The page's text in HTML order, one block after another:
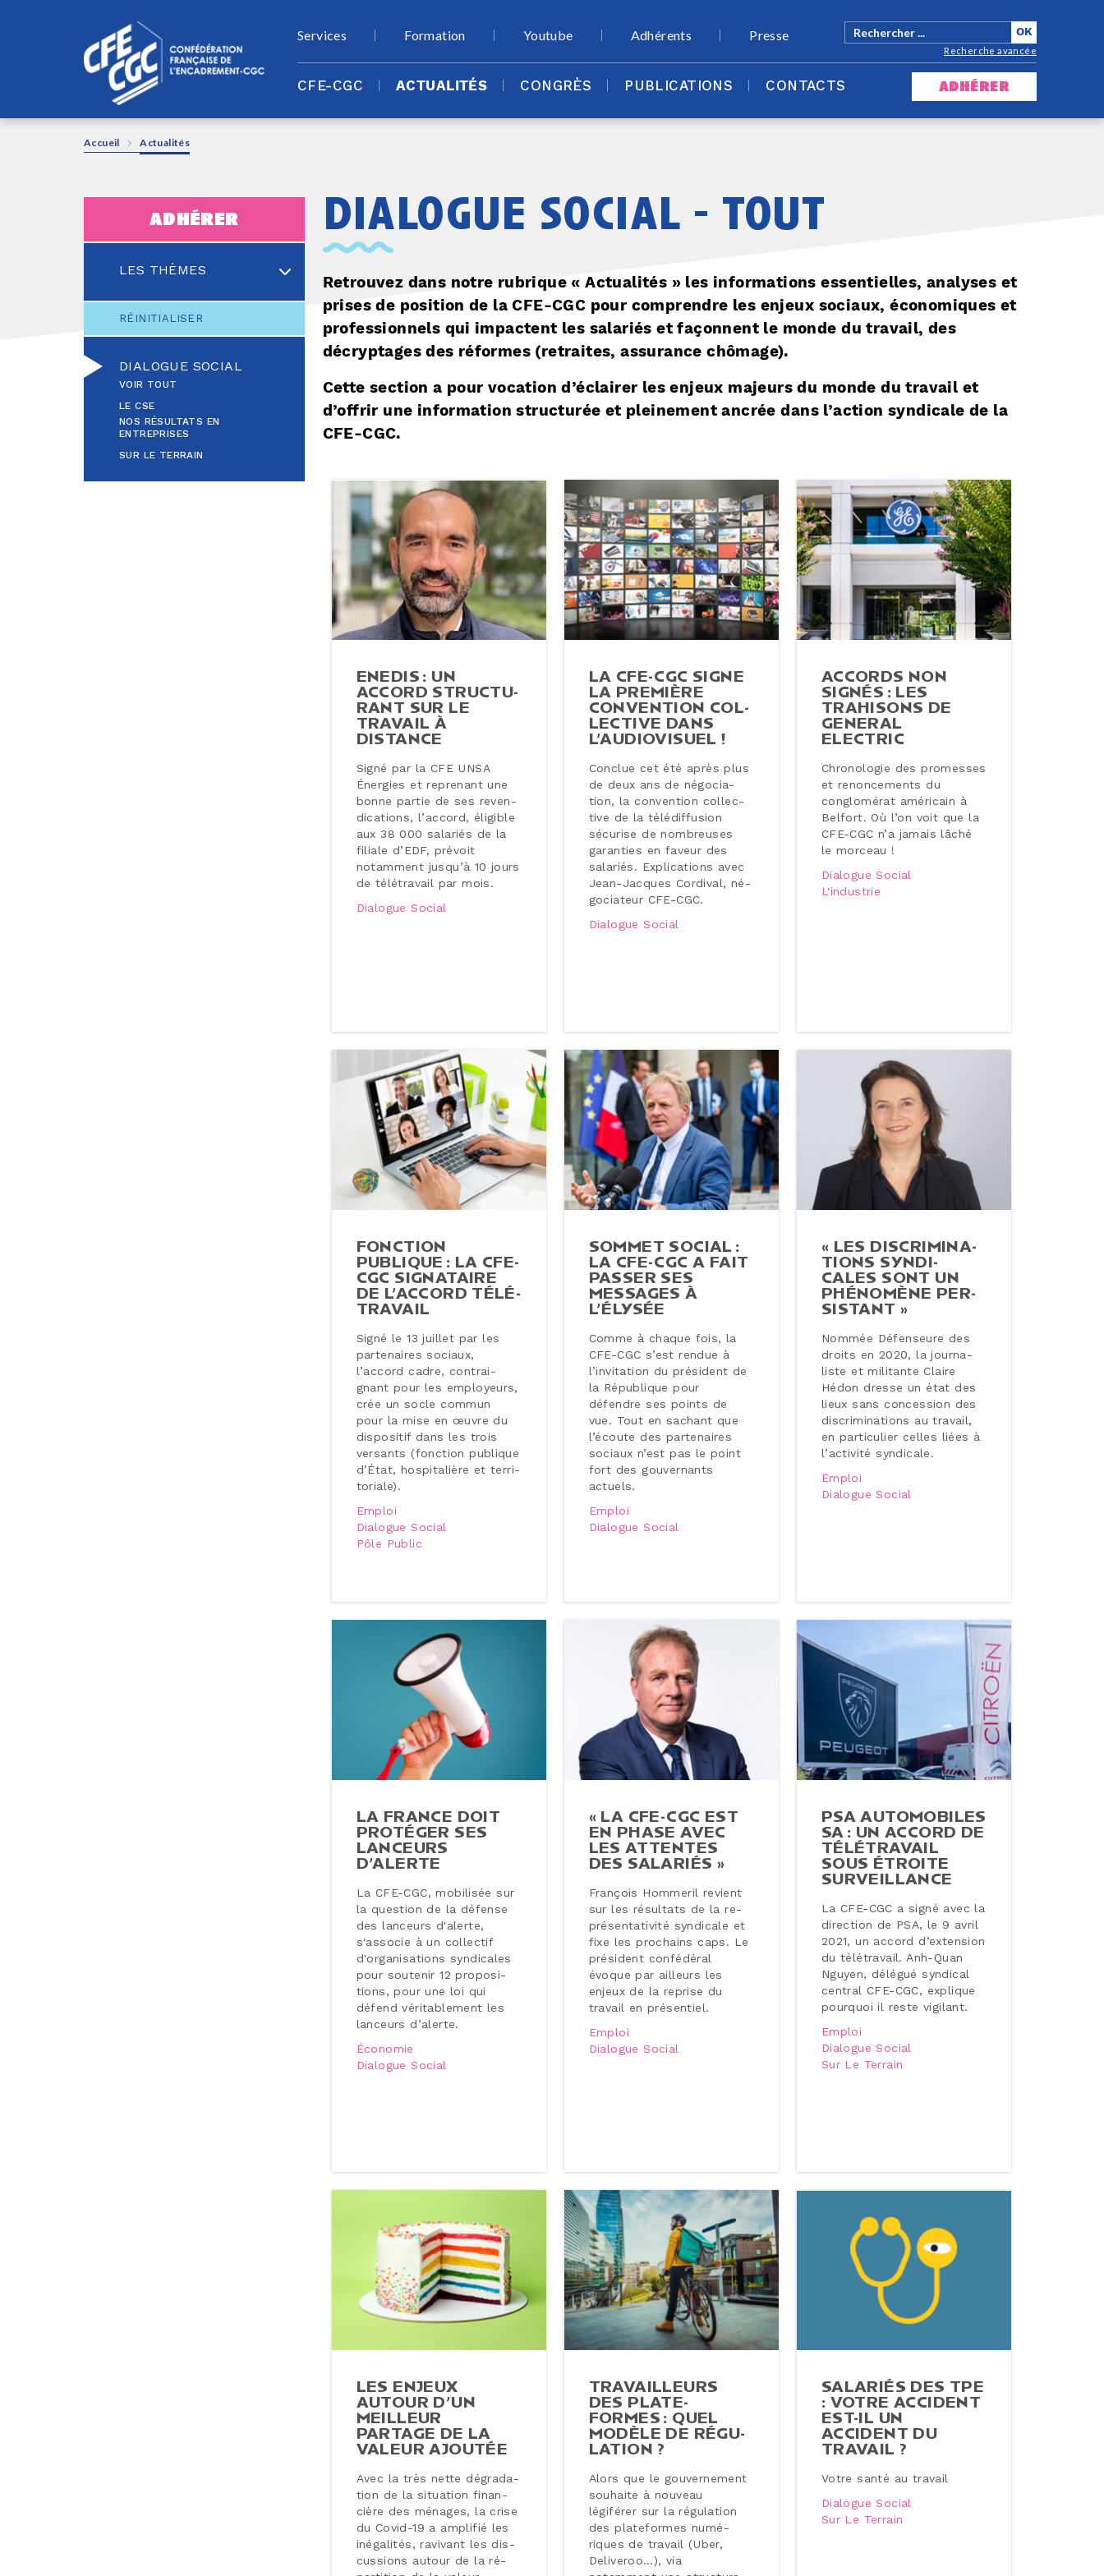
Recherche avancée
CFE-CGC ACTUALITÉS CONGRÈS PUBLICATIONS CONTACTS adhérer
Services Formation Youtube Adhérents Presse
Accueil Actualités
adhérer
LES THÈMES
RÉINITIALISER
DIALOGUE SOCIAL
VOIR TOUT
LE CSE
NOS RÉSULTATS EN
ENTREPRISES
SUR LE TERRAIN
dialogue social - tout
Retrouvez dans notre rubrique « Actualités » les informations essentielles, analyses et
prises de position de la CFE-CGC pour comprendre les enjeux sociaux, économiques et
professionnels qui impactent les salariés et façonnent le monde du travail, des
décryptages des réformes (retraites, assurance chômage).
Cette section a pour vocation d’éclairer les enjeux majeurs du monde du travail et
d’offrir une information structurée et pleinement ancrée dans l’action syndicale de la
CFE-CGC.
ENEDIS : UN
ACCORD STRUC­TU­
RANT SUR LE
TRAVAIL À
DISTANCE
Signé par la CFE UNSA
Énergies et reprenant une
bonne partie de ses re­ven­
di­ca­tions, l’accord, éligible
aux 38 000 salariés de la
filiale d’EDF, prévoit
notamment jusqu’à 10 jours
de té­lé­tra­vail par mois.
Dialogue Social
LA CFE-CGC SIGNE
LA PREMIÈRE
CONVEN­TION COL­
LEC­TIVE DANS
L’AU­DIO­VI­SUEL !
Conclue cet été après plus
de deux ans de né­go­cia­
tion, la conven­tion col­lec­
tive de la té­lé­dif­fu­sion
sécurise de nom­breuses
garanties en faveur des
salariés. Ex­pli­ca­tions avec
Jean-​Jacques Cordival, né­
go­cia­teur CFE-CGC.
Dialogue Social
ACCORDS NON
SIGNÉS : LES
TRAHISONS DE
GENERAL
ELECTRIC
Chro­no­lo­gie des promesses
et re­non­ce­ments du
conglo­mé­rat américain à
Belfort. Où l’on voit que la
CFE-CGC n’a jamais lâché
le morceau !
Dialogue Social
L'industrie
FONCTION
PUBLIQUE : LA CFE-
CGC SI­GNA­TAIRE
DE L’ACCORD TÉ­LÉ­
TRA­VAIL
Signé le 13 juillet par les
par­te­naires sociaux,
l’accord cadre, contrai­
gnant pour les em­ployeurs,
crée un socle commun
pour la mise en œuvre du
dis­po­si­tif dans les trois
versants (fonction publique
d’État, hos­pi­ta­lière et ter­ri­
to­riale).
Emploi
Dialogue Social
Pôle Public
SOMMET SOCIAL :
LA CFE-CGC A FAIT
PASSER SES
MESSAGES À
L’ÉLYSÉE
Comme à chaque fois, la
CFE-CGC s’est rendue à
l’in­vi­ta­tion du président de
la Ré­pu­blique pour
défendre ses points de
vue. Tout en sachant que
l’écoute des par­te­naires
sociaux n’est pas le point
fort des gou­ver­nants
actuels.
Emploi
Dialogue Social
« LES DIS­CRI­MI­NA­
TIONS SYN­DI­
CALES SONT UN
PHÉNOMÈNE PER­
SIS­TANT »
Nommée Dé­fen­seure des
droits en 2020, la jour­na­
liste et militante Claire
Hédon dresse un état des
lieux sans conces­sion des
dis­cri­mi­na­tions au travail,
en par­ti­cu­lier celles liées à
l’activité syndicale.
Emploi
Dialogue Social
LA FRANCE DOIT
PROTÉGER SES
LANCEURS
D’ALERTE
La CFE-CGC, mobilisée sur
la question de la défense
des lanceurs d'alerte,
s'associe à un collectif
d'or­ga­ni­sa­tions syn­di­cales
pour soutenir 12 pro­po­si­
tions, pour une loi qui
défend vé­ri­ta­ble­ment les
lanceurs d’alerte.
Économie
Dialogue Social
« LA CFE-CGC EST
EN PHASE AVEC
LES ATTENTES
DES SALARIÉS »
François Hommeril revient
sur les résultats de la re­
pré­sen­ta­ti­vi­té syndicale et
fixe les prochains caps. Le
président confé­dé­ral
évoque par ailleurs les
enjeux de la reprise du
travail en pré­sen­tiel.
Emploi
Dialogue Social
PSA AU­TO­MO­BILES
SA : UN ACCORD DE
TÉ­LÉ­TRA­VAIL
SOUS ÉTROITE
SUR­VEILLANCE
La CFE-CGC a signé avec la
direction de PSA, le 9 avril
2021, un accord d’extension
du té­lé­tra­vail. Anh-Quan
Nguyen, délégué syndical
central CFE-CGC, explique
pourquoi il reste vigilant.
Emploi
Dialogue Social
Sur Le Terrain
LES ENJEUX
AUTOUR D’UN
MEILLEUR
PARTAGE DE LA
VALEUR AJOUTÉE
Avec la très nette dé­gra­da­
tion de la situation fi­nan­
cière des ménages, la crise
du Covid-19 a amplifié les
in­éga­li­tés, ravivant les dis­
cus­sions autour de la ré­
TRA­VAILLEURS
DES PLA­TE­
FORMES : QUEL
MODÈLE DE RÉ­GU­
LA­TION ?
Alors que le gou­ver­ne­ment
souhaite à nouveau
légiférer sur la ré­gu­la­tion
des pla­te­formes nu­mé­
riques de travail (Uber,
Deliveroo…), via
SALARIÉS DES TPE
: VOTRE ACCIDENT
EST-IL UN
ACCIDENT DU
TRAVAIL ?
Votre santé au travail
Dialogue Social
Sur Le Terrain